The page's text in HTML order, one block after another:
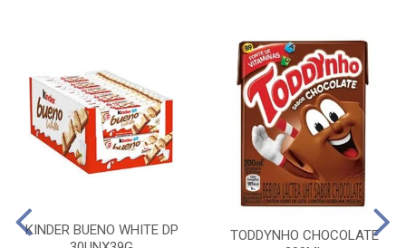
KINDER BUENO WHITE DP
TODDYNHO CHOCOLATE